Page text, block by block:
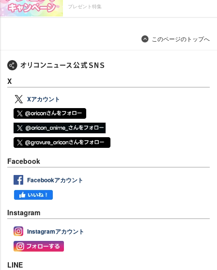
プレゼント特集
このページのトップへ
X
Xアカウント
Facebook
Facebookアカウント
Instagram
Instagramアカウント
LINE